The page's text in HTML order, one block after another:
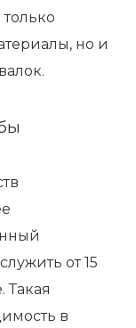
но и
от 15
Такая
в